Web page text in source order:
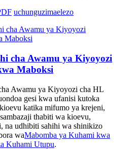
uchunguzimaelezo
cha Awamu ya Kiyoyozi
Maboksi
Awamu ya Kiyoyozi cha HL
gesi kwa ufanisi kutoka
katika mifumo ya krejeni,
thabiti wa kioevu,
na udhibiti sahihi wa shinikizo
waMabomba ya Kuhami kwa
Kuhami Utupu.